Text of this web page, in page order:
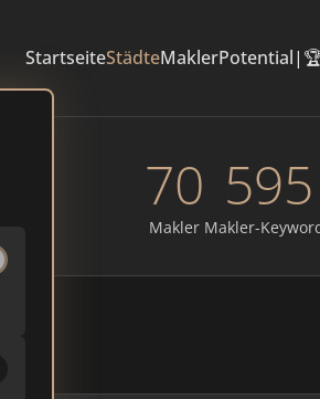
StartseiteStädteMaklerPotential|
70
Makler
595
Makler-